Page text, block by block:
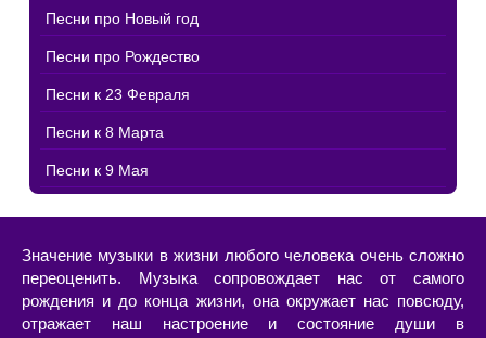
Песни про Новый год
Песни про Рождество
Песни к 23 Февраля
Песни к 8 Марта
Песни к 9 Мая
Значение музыки в жизни любого человека очень сложно
переоценить. Музыка сопровождает нас от самого
рождения и до конца жизни, она окружает нас повсюду,
отражает наш настроение и состояние души в